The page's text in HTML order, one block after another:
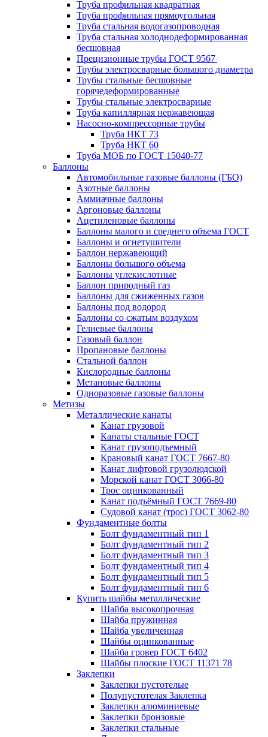
Труба профильная квадратная
Труба профильная прямоугольная
Труба стальная водогазопроводная
Труба стальная холоднодеформированная
бесшовная
Прецизионные трубы ГОСТ 9567
Трубы электросварные большого диаметра
Трубы стальные бесшовные
горячедеформированные
Трубы стальные электросварные
Труба капиллярная нержавеющая
Насосно-компрессорные трубы
Труба НКТ 73
Труба НКТ 60
Труба МОБ по ГОСТ 15040-77
Баллоны
Автомобильные газовые баллоны (ГБО)
Азотные баллоны
Аммиачные баллоны
Аргоновые баллоны
Ацетиленовые баллоны
Баллоны малого и среднего объема ГОСТ
Баллоны и огнетушители
Баллон нержавеющий
Баллоны большого объема
Баллоны углекислотные
Баллон природный газ
Баллоны для сжиженных газов
Баллоны под водород
Баллоны со сжатым воздухом
Гелиевые баллоны
Газовый баллон
Пропановые баллоны
Стальной баллон
Кислородные баллоны
Метановые баллоны
Одноразовые газовые баллоны
Метизы
Металлические канаты
Канат грузовой
Канаты стальные ГОСТ
Канат грузоподъемный
Крановый канат ГОСТ 7667-80
Канат лифтовой грузолюдской
Морской канат ГОСТ 3066-80
Трос оцинкованный
Канат подъёмный ГОСТ 7669-80
Судовой канат (трос) ГОСТ 3062-80
Фундаментные болты
Болт фундаментный тип 1
Болт фундаментный тип 2
Болт фундаментный тип 3
Болт фундаментный тип 4
Болт фундаментный тип 5
Болт фундаментный тип 6
Купить шайбы металлические
Шайба высокопрочная
Шайба пружинная
Шайба увеличенная
Шайбы оцинкованные
Шайба гровер ГОСТ 6402
Шайбы плоские ГОСТ 11371 78
Заклепки
Заклепки пустотелые
Полупустотелая Заклепка
Заклепки алюминиевые
Заклепки бронзовые
Заклепки стальные